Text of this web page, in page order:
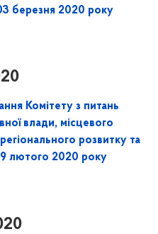
березня 2020 року
Комітету з питань
влади, місцевого
розвитку та
лютого 2020 року